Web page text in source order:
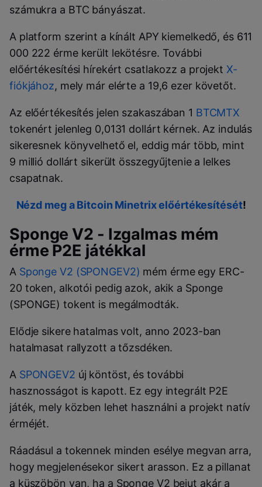
számukra a BTC bányászat.
A platform szerint a kínált APY kiemelkedő, és 611
000 222 érme került lekötésre. További
előértékesítési hírekért csatlakozz a projekt X-
fiókjához, mely már elérte a 19,6 ezer követőt.
Az előértékesítés jelen szakaszában 1 BTCMTX
tokenért jelenleg 0,0131 dollárt kérnek. Az indulás
sikeresnek könyvelhető el, eddig már több, mint
9 millió dollárt sikerült összegyűjtenie a lelkes
csapatnak.
Nézd meg a Bitcoin Minetrix előértékesítését!
Sponge V2 - Izgalmas mém
érme P2E játékkal
A Sponge V2 (SPONGEV2) mém érme egy ERC-
20 token, alkotói pedig azok, akik a Sponge
(SPONGE) tokent is megálmodták.
Elődje sikere hatalmas volt, anno 2023-ban
hatalmasat rallyzott a tőzsdéken.
A SPONGEV2 új köntöst, és további
hasznosságot is kapott. Ez egy integrált P2E
játék, mely közben lehet használni a projekt natív
érméjét.
Ráadásul a tokennek minden esélye megvan arra,
hogy megjelenésekor sikert arasson. Ez a pillanat
a küszöbön van, ha a Sponge V2 bejut akár a